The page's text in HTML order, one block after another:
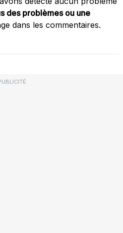
des problèmes ou une
dans les commentaires.